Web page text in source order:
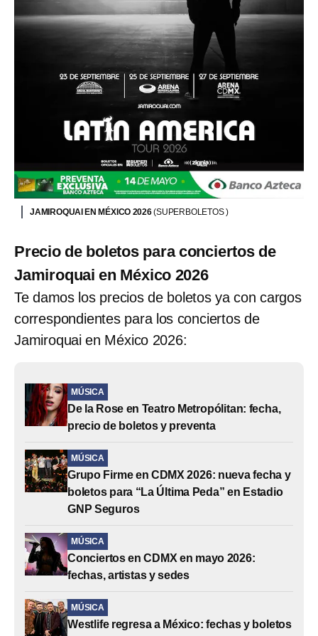
JAMIROQUAI EN MÉXICO 2026(SUPERBOLETOS )
Precio de boletos para conciertos de
Jamiroquai en México 2026
Te damos los precios de boletos ya con cargos
correspondientes para los conciertos de
Jamiroquai en México 2026:
MÚSICA
De la Rose en Teatro Metropólitan: fecha,
precio de boletos y preventa
MÚSICA
Grupo Firme en CDMX 2026: nueva fecha y
boletos para “La Última Peda” en Estadio
GNP Seguros
MÚSICA
Conciertos en CDMX en mayo 2026:
fechas, artistas y sedes
MÚSICA
Westlife regresa a México: fechas y boletos